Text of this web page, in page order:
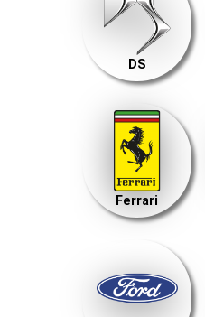
DS
Ferrari